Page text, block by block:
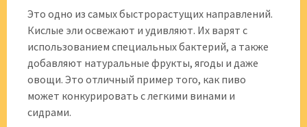
Это одно из самых быстрорастущих направлений.
Кислые эли освежают и удивляют. Их варят с
использованием специальных бактерий, а также
добавляют натуральные фрукты, ягоды и даже
овощи. Это отличный пример того, как пиво
может конкурировать с легкими винами и
сидрами.